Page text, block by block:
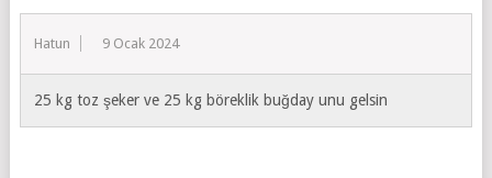
Hatun 19 Ocak 2024
25 kg toz şeker ve 25 kg böreklik buğday unu gelsin